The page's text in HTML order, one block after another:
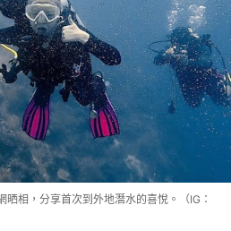
相，分享首次到外地潛水的喜悅。（IG：